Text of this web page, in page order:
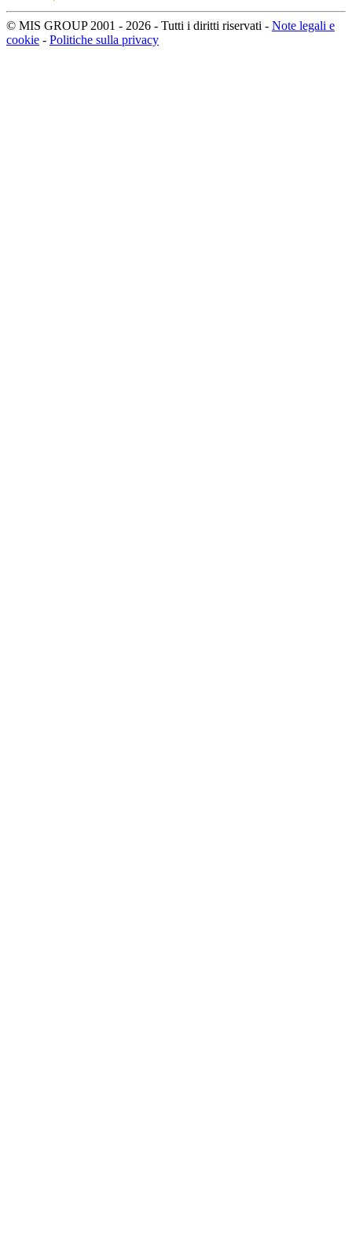
© MIS GROUP 2001 - 2026 - Tutti i diritti riservati - Note legali e
cookie - Politiche sulla privacy